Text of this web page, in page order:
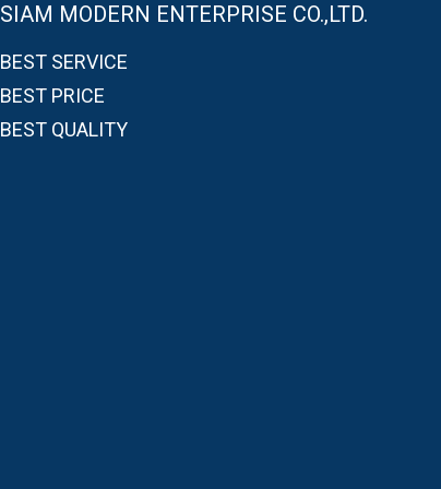
SIAM MODERN ENTERPRISE CO.,LTD.
BEST SERVICE
BEST PRICE
BEST QUALITY